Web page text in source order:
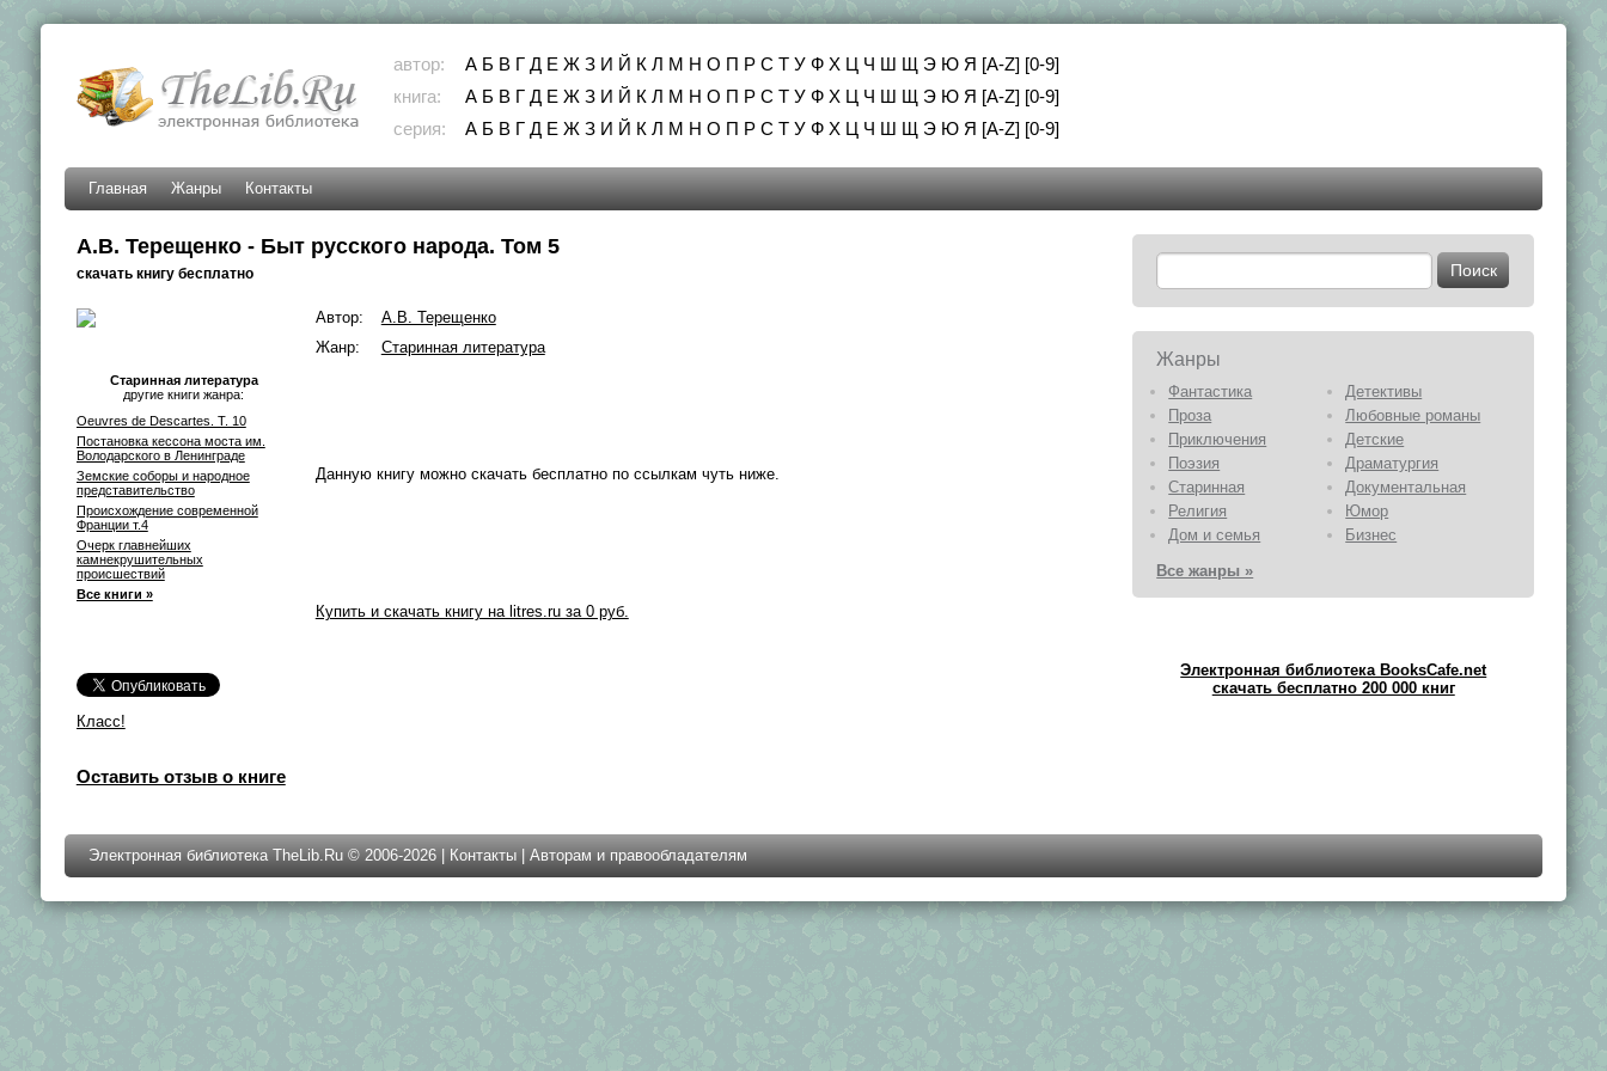
автор: А Б В Г Д Е Ж З И Й К Л М Н О П Р С Т У Ф Х Ц Ч Ш Щ Э Ю Я [A-Z] [0-9]
книга:
А Б В Г Д Е Ж З И Й К Л М Н О П Р С Т У Ф Х Ц Ч Ш Щ Э Ю Я [A-Z] [0-9]
серия:
А Б В Г Д Е Ж З И Й К Л М Н О П Р С Т У Ф Х Ц Ч Ш Щ Э Ю Я [A-Z] [0-9]
Главная Жанры Контакты
А.В. Терещенко - Быт русского народа. Том 5
скачать книгу бесплатно
Старинная литература
другие книги жанра:
Oeuvres de Descartes. T. 10
Постановка кессона моста им.
Володарского в Ленинграде
Земские соборы и народное
представительство
Происхождение современной
Франции т.4
Очерк главнейших
камнекрушительных
происшествий
Все книги »
Класс!
Автор:
А.В. Терещенко
Жанр:
Старинная литература
Данную книгу можно скачать бесплатно по ссылкам чуть ниже.
Купить и скачать книгу на litres.ru за 0 руб.
Оставить отзыв о книге
Жанры
Фантастика
Детективы
Проза
Любовные романы
Приключения
Детские
Поэзия
Драматургия
Старинная
Документальная
Религия
Юмор
Дом и семья
Бизнес
Все жанры »
Электронная библиотека BooksCafe.net
скачать бесплатно 200 000 книг
Электронная библиотека TheLib.Ru © 2006-2026 | Контакты| Авторам и правообладателям